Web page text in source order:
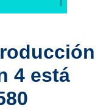
4 está